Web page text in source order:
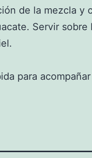
de la mezcla y
Servir sobre
para